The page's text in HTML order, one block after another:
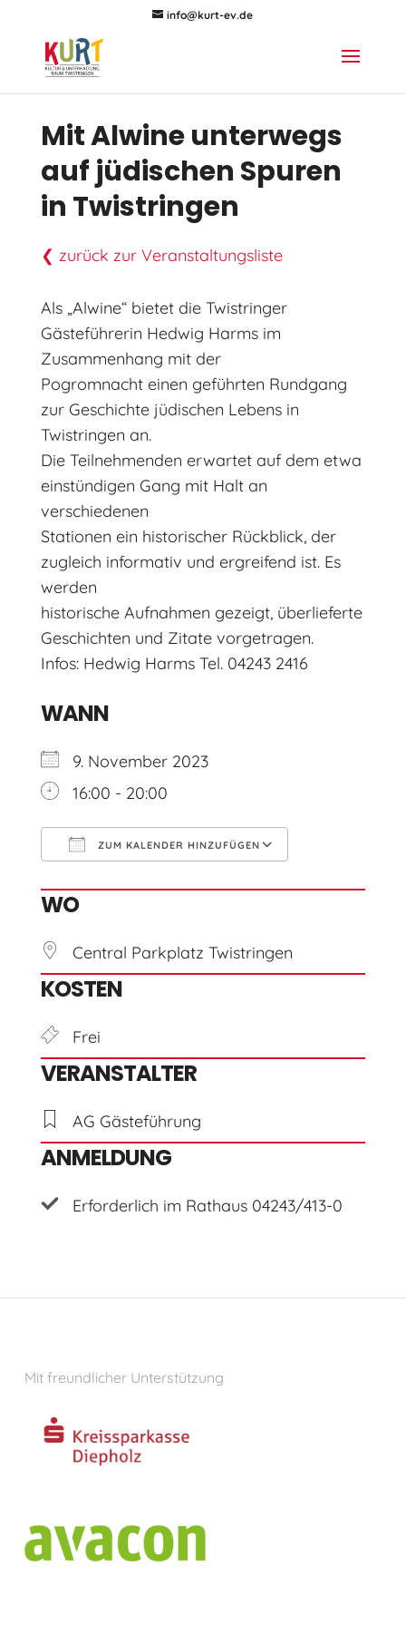
info@kurt-ev.de
Mit Alwine unterwegs
auf jüdischen Spuren
in Twistringen
❮ zurück zur Veranstaltungsliste
Als „Alwine“ bietet die Twistringer
Gästeführerin Hedwig Harms im
Zusammenhang mit der
Pogromnacht einen geführten Rundgang
zur Geschichte jüdischen Lebens in
Twistringen an.
Die Teilnehmenden erwartet auf dem etwa
einstündigen Gang mit Halt an
verschiedenen
Stationen ein historischer Rückblick, der
zugleich informativ und ergreifend ist. Es
werden
historische Aufnahmen gezeigt, überlieferte
Geschichten und Zitate vorgetragen.
Infos: Hedwig Harms Tel. 04243 2416
WANN
9. November 2023
16:00 - 20:00
ZUM KALENDER HINZUFÜGEN
WO
Central Parkplatz Twistringen
KOSTEN
Frei
VERANSTALTER
AG Gästeführung
ANMELDUNG
Erforderlich im Rathaus 04243/413-0
Mit freundlicher Unterstützung